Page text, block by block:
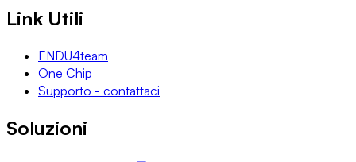
Link Utili
ENDU4team
One Chip
Supporto - contattaci
Soluzioni